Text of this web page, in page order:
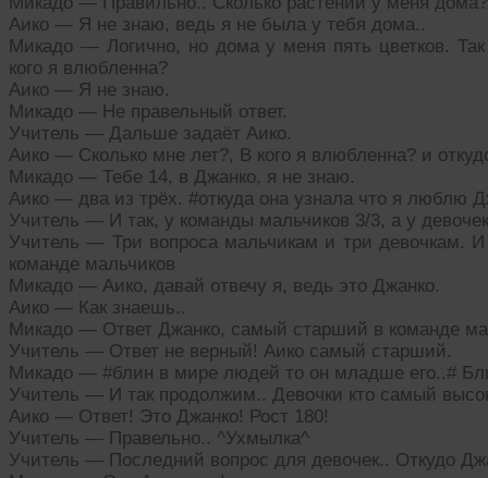
Аико — Я не знаю, ведь я не была у тебя дома..
Микадо — Логично, но дома у меня пять цветков.
кого я влюбленна?
Аико — Я не знаю.
Микадо — Не правельный ответ.
Учитель — Дальше задаёт Аико.
Аико — Сколько мне лет?, В кого я влюбленна? и
Микадо — Тебе 14, в Джанко, я не знаю.
Аико — два из трёх. #откуда она узнала что я люблю
Учитель — И так, у команды мальчиков 3/3, а у
Учитель — Три вопроса мальчикам и три девочкам. И
команде мальчиков
Микадо — Аико, давай отвечу я, ведь это Джанко.
Аико — Как знаешь..
Микадо — Ответ Джанко, самый старший в команде
Учитель — Ответ не верный! Аико самый старший.
Микадо — #блин в мире людей то он младше его..#
Учитель — И так продолжим.. Девочки кто самый
Аико — Ответ! Это Джанко! Рост 180!
Учитель — Правельно.. ^Ухмылка^
Учитель — Последний вопрос для девочек.. Откудо